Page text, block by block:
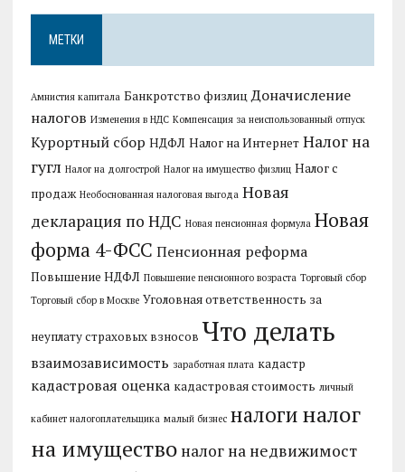
МЕТКИ
Амнистия капитала Банкротство физлиц Доначисление
налогов Изменения в НДС Компенсация за неиспользованный отпуск
Курортный сбор НДФЛ Налог на Интернет Налог на
гугл Налог на долгострой Налог на имущество физлиц Налог с
продаж Необоснованная налоговая выгода Новая
декларация по НДС Новая пенсионная формула Новая
форма 4-ФСС Пенсионная реформа
Повышение НДФЛ Повышение пенсионного возраста Торговый сбор
Торговый сбор в Москве Уголовная ответственность за
неуплату страховых взносов Что делать
взаимозависимость заработная плата кадастр
кадастровая оценка кадастровая стоимость личный
кабинет налогоплательщика малый бизнес налоги налог
на имущество налог на недвижимост